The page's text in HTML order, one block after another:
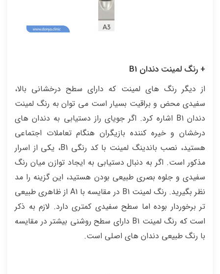
+ رنگ لمینت دندان B1
از دیگر رنگ های لمینت که دارای سطح درخشانی بالا،
سفیدی محض و براقیت بسیار است می توان به رنگ لمینت
دندان B1 اشاره کرد. اگر جویای راز دستیابی به دندان های
درخشان و خیره کننده بازیگران هنگام تعاملات اجتماعی
هستید، نصب باندینگ لمینت با کد رنگی B1، یکی از اسرار
مذکور است. اگر به دنبال دستیابی به ایجاد توازن میان رنگ
سفیدی و جلوه بصری طبیعی بودن هستید، این گزینه را مد
نظر بگیرید. رنگ لمینت B1 در مقایسه با A1 از ظاهری طبیعی
تر برخوردار بوده اما سطح سفیدی کمتری دارد. لازم به ذکر
است که رنگ لمینت B1 دارای سطح روشنی بیشتر در مقایسه
با رنگ طبیعی دندان های اصلی است.